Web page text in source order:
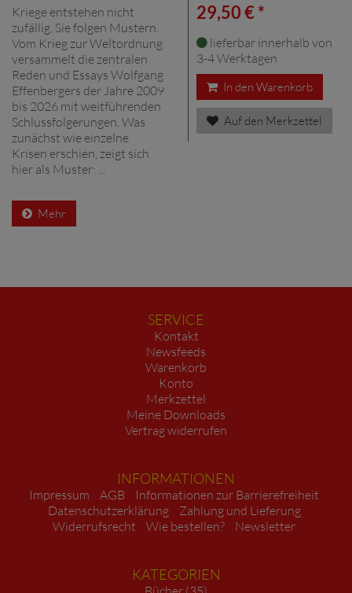
Kriege entstehen nicht
zufällig. Sie folgen Mustern.
Vom Krieg zur Weltordnung
versammelt die zentralen
Reden und Essays Wolfgang
Effenbergers der Jahre 2009
bis 2026 mit weitführenden
Schlussfolgerungen. Was
zunächst wie einzelne
Krisen erschien, zeigt sich
hier als Muster: ...
Mehr
29,50 € *
lieferbar innerhalb von
3-4 Werktagen
In den Warenkorb
Auf den Merkzettel
SERVICE
Kontakt
Newsfeeds
Warenkorb
Konto
Merkzettel
Meine Downloads
Vertrag widerrufen
INFORMATIONEN
Impressum AGB
Informationen zur Barrierefreiheit
Datenschutzerklärung
Zahlung und Lieferung
Widerrufsrecht
Wie bestellen? Newsletter
KATEGORIEN